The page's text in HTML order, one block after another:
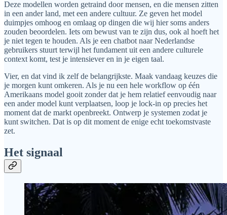
Deze modellen worden getraind door mensen, en die mensen zitten
in een ander land, met een andere cultuur. Ze geven het model
duimpjes omhoog en omlaag op dingen die wij hier soms anders
zouden beoordelen. Iets om bewust van te zijn dus, ook al hoeft het
je niet tegen te houden. Als je een chatbot naar Nederlandse
gebruikers stuurt terwijl het fundament uit een andere culturele
context komt, test je intensiever en in je eigen taal.
Vier, en dat vind ik zelf de belangrijkste. Maak vandaag keuzes die
je morgen kunt omkeren. Als je nu een hele workflow op één
Amerikaans model gooit zonder dat je hem relatief eenvoudig naar
een ander model kunt verplaatsen, loop je lock-in op precies het
moment dat de markt openbreekt. Ontwerp je systemen zodat je
kunt switchen. Dat is op dit moment de enige echt toekomstvaste
zet.
Het signaal